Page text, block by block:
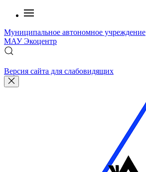
Муниципальное автономное учреждение
МАУЭкоцентр
Версия сайта для слабовидящих